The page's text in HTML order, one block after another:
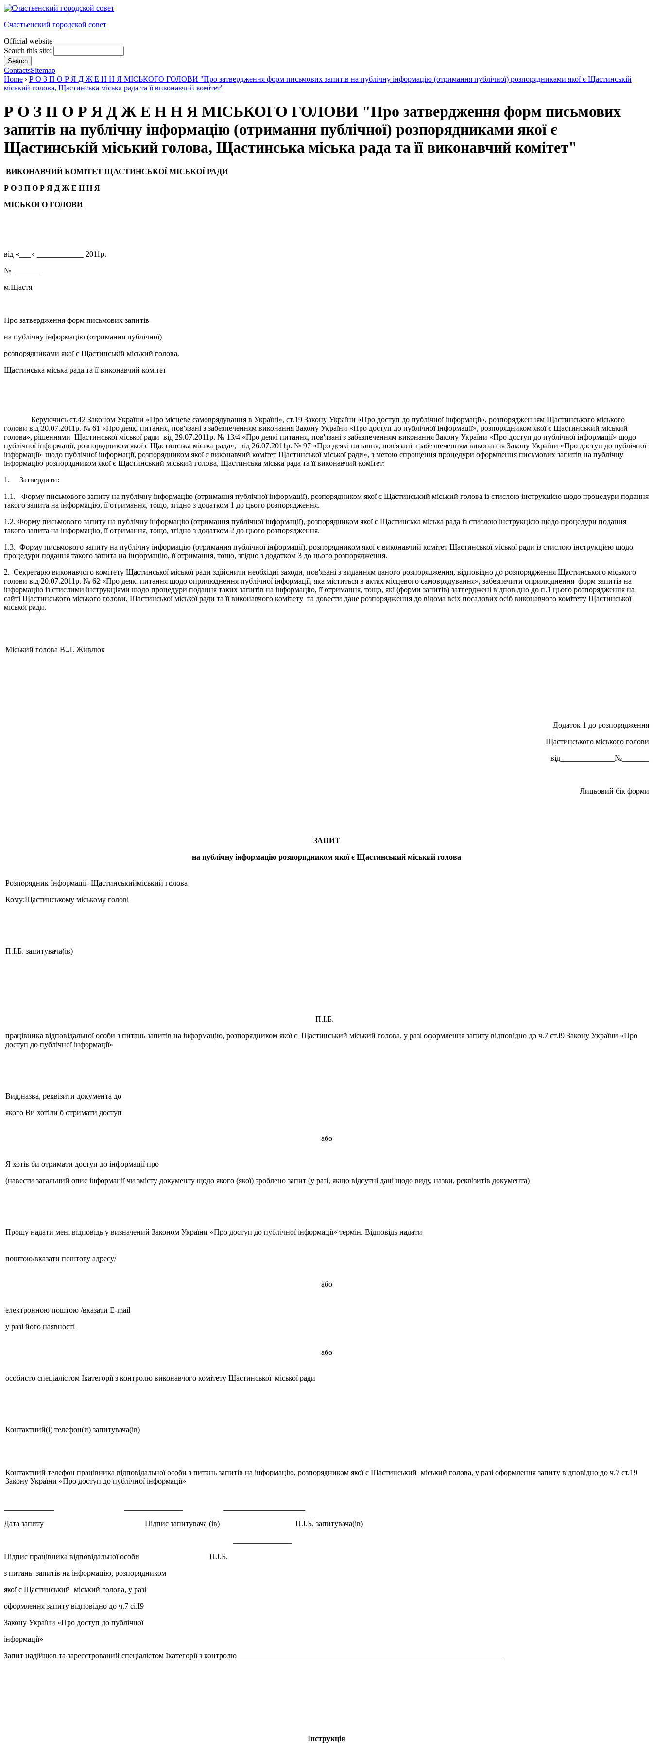
Счастьенский городской совет
Official website
Search this site:
ContactsSitemap
Home › Р О З П О Р Я Д Ж Е Н Н Я МІСЬКОГО ГОЛОВИ "Про затвердження форм письмових запитів на публічну інформацію (отримання публічної) розпорядниками якої є Щастинській
міський голова, Щастинська міська рада та її виконавчий комітет"
Р О З П О Р Я Д Ж Е Н Н Я МІСЬКОГО ГОЛОВИ "Про затвердження форм письмових
запитів на публічну інформацію (отримання публічної) розпорядниками якої є
Щастинській міський голова, Щастинська міська рада та її виконавчий комітет"
ВИКОНАВЧИЙ КОМІТЕТ ЩАСТИНСЬКОЇ МІСЬКОЇ РАДИ
Р О З П О Р Я Д Ж Е Н Н Я
МІСЬКОГО ГОЛОВИ
від «___» ____________ 2011р.
№ _______
м.Щастя
Про затвердження форм письмових запитів
на публічну інформацію (отримання публічної)
розпорядниками якої є Щастинській міський голова,
Щастинська міська рада та її виконавчий комітет
Керуючись ст.42 Законом України «Про місцеве самоврядування в Україні», ст.19 Закону України «Про доступ до публічної інформації», розпорядженням Щастинського міського
голови від 20.07.2011р. № 61 «Про деякі питання, пов'язані з забезпеченням виконання Закону України «Про доступ до публічної інформації», розпорядником якої є Щастинський міський
голова», рішеннями Щастинської міської ради від 29.07.2011р. № 13/4 «Про деякі питання, пов'язані з забезпеченням виконання Закону України «Про доступ до публічної інформації» щодо
публічної інформації, розпорядником якої є Щастинська міська рада», від 26.07.2011р. № 97 «Про деякі питання, пов'язані з забезпеченням виконання Закону України «Про доступ до публічної
інформації» щодо публічної інформації, розпорядником якої є виконавчий комітет Щастинської міської ради», з метою спрощення процедури оформлення письмових запитів на публічну
інформацію розпорядником якої є Щастинський міський голова, Щастинська міська рада та її виконавчий комітет:
1. Затвердити:
1.1. Форму письмового запиту на публічну інформацію (отримання публічної інформації), розпорядником якої є Щастинський міський голова із стислою інструкцією щодо процедури подання
такого запита на інформацію, її отримання, тощо, згідно з додатком 1 до цього розпорядження.
1.2. Форму письмового запиту на публічну інформацію (отримання публічної інформації), розпорядником якої є Щастинська міська рада із стислою інструкцією щодо процедури подання
такого запита на інформацію, її отримання, тощо, згідно з додатком 2 до цього розпорядження.
1.3. Форму письмового запиту на публічну інформацію (отримання публічної інформації), розпорядником якої є виконавчий комітет Щастинської міської ради із стислою інструкцією щодо
процедури подання такого запита на інформацію, її отримання, тощо, згідно з додатком 3 до цього розпорядження.
2. Секретарю виконавчого комітету Щастинської міської ради здійснити необхідні заходи, пов'язані з виданням даного розпорядження, відповідно до розпорядження Щастинського міського
голови від 20.07.2011р. № 62 «Про деякі питання щодо оприлюднення публічної інформації, яка міститься в актах місцевого самоврядування», забезпечити оприлюднення форм запитів на
інформацію із стислими інструкціями щодо процедури подання таких запитів на інформацію, її отримання, тощо, які (форми запитів) затверджені відповідно до п.1 цього розпорядження на
сайті Щастинського міського голови, Щастинської міської ради та її виконавчого комітету та довести дане розпорядження до відома всіх посадових осіб виконавчого комітету Щастинської
міської ради.
Міський голова В.Л. Живлюк
Додаток 1 до розпорядження
Щастинського міського голови
від______________№_______
Лицьовий бік форми
ЗАПИТ
на публічну інформацію розпорядником якої є Щастинський міський голова
Розпорядник Інформації- Щастинськийміський голова
Кому:Щастинському міському голові
П.І.Б. запитувача(ів)
П.І.Б.
працівника відповідальної особи з питань запитів на інформацію, розпорядником якої є Щастинський міський голова, у разі оформлення запиту відповідно до ч.7 ст.І9 Закону України «Про
доступ до публічної інформації»
Вид,назва, реквізити документа до
якого Ви хотіли б отримати доступ
або
Я хотів би отримати доступ до інформації про
(навести загальний опис інформації чи змісту документу щодо якого (якої) зроблено запит (у разі, якщо відсутні дані щодо виду, назви, реквізитів документа)
Прошу надати мені відповідь у визначений Законом України «Про доступ до публічної інформації» термін. Відповідь надати
поштою/вказати поштову адресу/
або
електронною поштою /вказати Е-mail
у разі його наявності
або
особисто спеціалістом Iкатегорії з контролю виконавчого комітету Щастинської міської ради
Контактний(і) телефон(и) запитувача(ів)
Контактний телефон працівника відповідальної особи з питань запитів на інформацію, розпорядником якої є Щастинський міський голова, у разі оформлення запиту відповідно до ч.7 ст.19
Закону України «Про доступ до публічної інформації»
Дата запиту Підпис запитувача (ів) П.І.Б. запитувача(ів)
Підпис працівника відповідальної особи П.І.Б.
з питань запитів на інформацію, розпорядником
якої є Щастинський міський голова, у разі
оформлення запиту відповідно до ч.7 сі.І9
Закону України «Про доступ до публічної
інформації»
Запит надійшов та зареєстрований спеціалістом Iкатегорії з контролю_____________________________________________________________________
Інструкція